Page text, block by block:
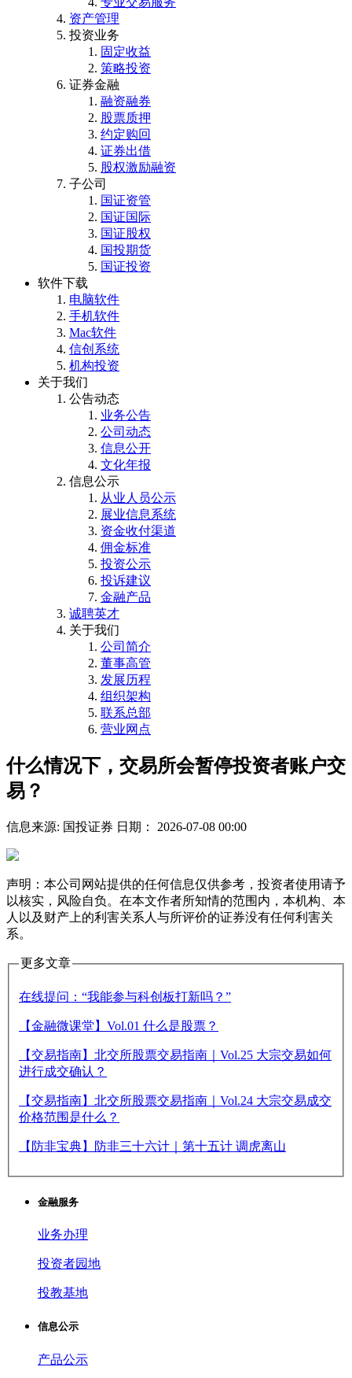
资产管理
投资业务
固定收益
策略投资
证券金融
融资融券
股票质押
约定购回
证券出借
股权激励融资
子公司
国证资管
国证国际
国证股权
国投期货
国证投资
软件下载
电脑软件
手机软件
Mac软件
信创系统
机构投资
关于我们
公告动态
业务公告
公司动态
信息公开
文化年报
信息公示
从业人员公示
展业信息系统
资金收付渠道
佣金标准
投资公示
投诉建议
金融产品
诚聘英才
关于我们
公司简介
董事高管
发展历程
组织架构
联系总部
营业网点
什么情况下，交易所会暂停投资者账户交
易？
信息来源: 国投证券 日期： 2026-07-08 00:00
声明：本公司网站提供的任何信息仅供参考，投资者使用请予
以核实，风险自负。在本文作者所知情的范围内，本机构、本
人以及财产上的利害关系人与所评价的证券没有任何利害关
系。
更多文章
在线提问：“我能参与科创板打新吗？”
【金融微课堂】Vol.01 什么是股票？
【交易指南】北交所股票交易指南｜Vol.25 大宗交易如何
进行成交确认？
【交易指南】北交所股票交易指南｜Vol.24 大宗交易成交
价格范围是什么？
【防非宝典】防非三十六计｜第十五计 调虎离山
金融服务
业务办理
投资者园地
投教基地
信息公示
产品公示